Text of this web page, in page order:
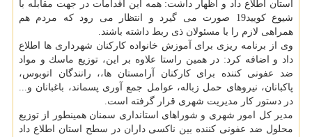
استان اطلاع داد و اظهار داشت: همه این اقدامات در جهت مقابله با
شیوع كویید19 صورت می گیرد و انتظار می رود كه مردم هم
همراهی لازم را با مسئولان ذی ربط داشته باشند.
وی از برنامه ریزی برای آموزش خانواده كاركنان شهرداری ها اطلاع
داد و اضافه كرد: در همین راستا علاوه بر این، توزیع ماسك و مواد
ضد عفونی كننده برای كاركنان آرامستان ها،، رانندگان اتوبوس،
پاكبانان، نیروهای حمل زباله، عوامل جمع آوری پسماند، باغبانان و...
در دستور كار مدیریت شهری قرار گرفته است.
مدیر كل امور شهری و شوراهای استانداری سمنان همینطور از توزیع
محلول ضد عفونی كننده بین ناكسی داران در سطح استان اطلاع داد